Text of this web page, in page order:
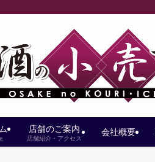
店舗のご案内
店舗紹介・アクセス
会社概要